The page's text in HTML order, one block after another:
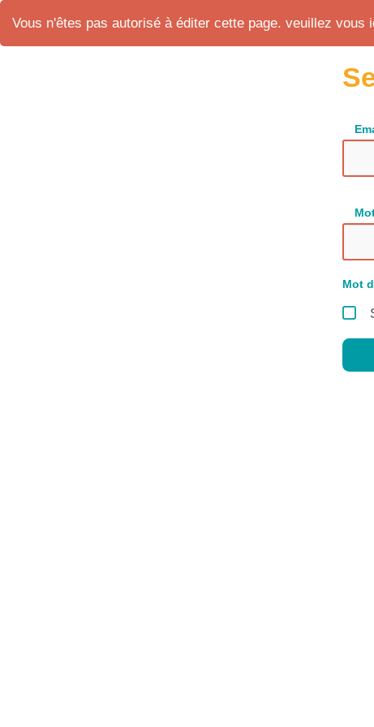
Vous n'êtes pas autorisé à éditer cette page. veuillez vous
Mot